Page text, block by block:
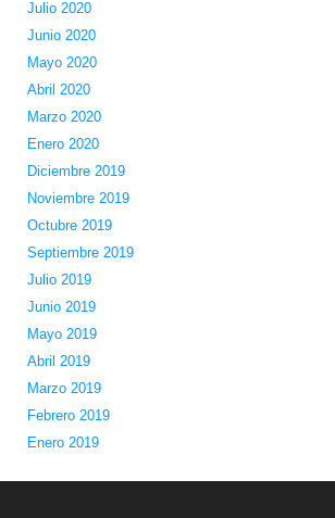
Julio 2020
Junio 2020
Mayo 2020
Abril 2020
Marzo 2020
Enero 2020
Diciembre 2019
Noviembre 2019
Octubre 2019
Septiembre 2019
Julio 2019
Junio 2019
Mayo 2019
Abril 2019
Marzo 2019
Febrero 2019
Enero 2019